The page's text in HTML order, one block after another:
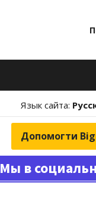
Язык сайта:
Допомогти
Мы в